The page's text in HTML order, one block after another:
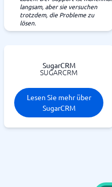
langsam, aber sie versuchen
trotzdem, die Probleme zu
lösen.
SugarCRM
SUGARCRM
Lesen Sie mehr über
SugarCRM